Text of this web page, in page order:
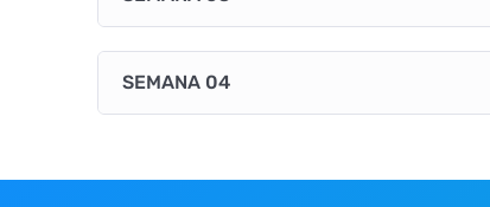
SEMANA 04